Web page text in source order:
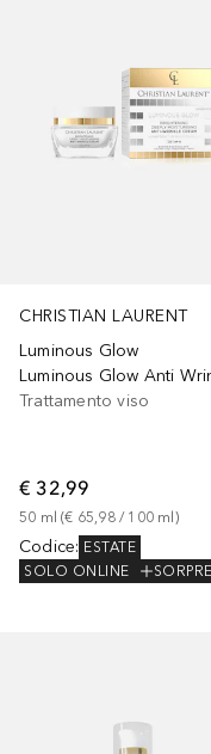
CHRISTIAN LAURENT
Luminous Glow
Trattamento viso
€ 32,99
50 ml (€ 65,98 / 100 ml )
Codice: ESTATE
SOLO ONLINE